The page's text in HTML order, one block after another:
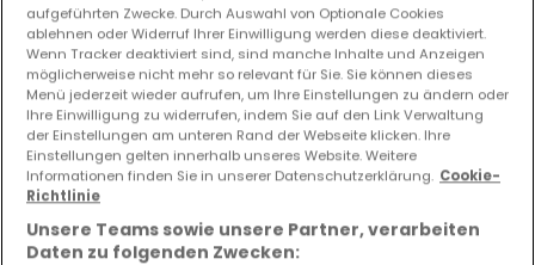
5 Schlafzimmer
6 Schlafzimmer
4 Schlafzimmer Häuser mieten in der Nähe
von Kenn (DE)
Mieten Häuser 4 Schlafzimmer Schweich
aufgeführten Zwecke. Durch Auswahl von Optionale Cookies
ablehnen oder Widerruf Ihrer Einwilligung werden diese deaktiviert.
Wenn Tracker deaktiviert sind, sind manche Inhalte und Anzeigen
möglicherweise nicht mehr so relevant für Sie. Sie können dieses
Menü jederzeit wieder aufrufen, um Ihre Einstellungen zu ändern oder
Ihre Einwilligung zu widerrufen, indem Sie auf den Link Verwaltung
der Einstellungen am unteren Rand der Webseite klicken. Ihre
Einstellungen gelten innerhalb unseres Website. Weitere
Informationen finden Sie in unserer Datenschutzerklärung. Cookie-
Richtlinie
Unsere Teams sowie unsere Partner, verarbeiten
Daten zu folgenden Zwecken: